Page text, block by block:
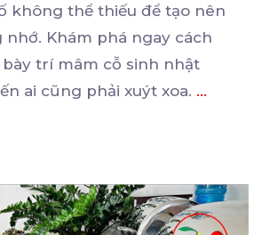
không thể thiếu để tạo nên
nhớ. Khám phá ngay cách
trí mâm cỗ sinh nhật
ai cũng phải xuýt xoa. ...